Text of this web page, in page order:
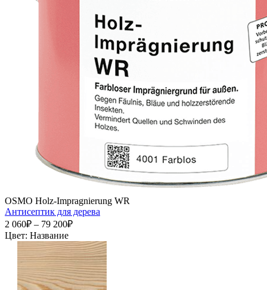
OSMO Holz-Impragnierung WR
Антисептик для дерева
2 060₽ – 79 200₽
Цвет: Название